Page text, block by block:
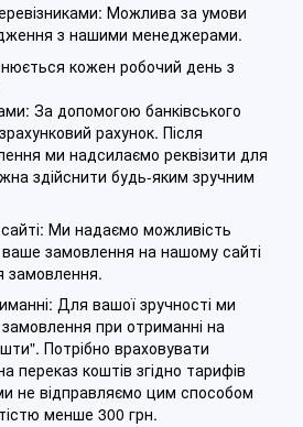
Можлива за умови
з нашими менеджерами.
кожен робочий день з
За допомогою банківського
рахунок. Після
ми надсилаємо реквізити для
здійснити будь-яким зручним
Ми надаємо можливість
замовлення на нашому сайті
замовлення.
Для вашої зручності ми
при отриманні на
Потрібно враховувати
переказ коштів згідно тарифів
не відправляємо цим способом
менше 300 грн.